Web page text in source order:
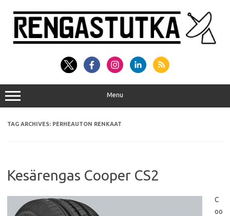
content
Menu
TAG ARCHIVES: PERHEAUTON RENKAAT
Kesärengas Cooper CS2
C
oo